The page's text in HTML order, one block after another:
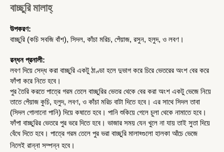
বাচ্ছুরি মালাহ্
উপকরণ:
বাচ্ছুরি (কচি সবজি বাঁশ), সিদল, কাঁচা মরিচ, পেঁয়াজ, রসুন, হলুদ, ও লবণ।
রন্ধন প্রনালী:
লবণ দিয়ে সেদ্ধ করা বাচ্ছুরি একটু ঠাণ্ডা হলে দুভাগ করে চিরে ভেতরের অংশ বের করে
ফাঁপা করে নিতে হবে।
পুর তৈরি করতে পাত্রে গরম তেলে বাচ্ছুরির ভেতর থেকে বের করা অংশ একটু ভেজে নিয়ে
তাতে পেঁয়াজ কুচি, হলুদ, লবণ, ও কাঁচা মরিচ বাটা দিতে হবে। এর সাথে সিদল তাবা
(সিদল গোলানো পানি) দিয়ে কষাতে হবে। পানি শুকিয়ে গেলে চুলা থেকে নামাতে হবে।
ফাঁপা বাচ্ছুরির ভেতরে পুর ভরে দিতে হবে। ভাজার সময় যেন খুলে না যায় তাই সুতা দিয়ে
বেঁধে দিতে হবে। পাত্রে গরম তেলে পুর ভরা বাচ্ছুরি মালাহ্গুলো হালকা আঁচে ভেজে
নিলেই রান্না সম্পন্ন হবে।